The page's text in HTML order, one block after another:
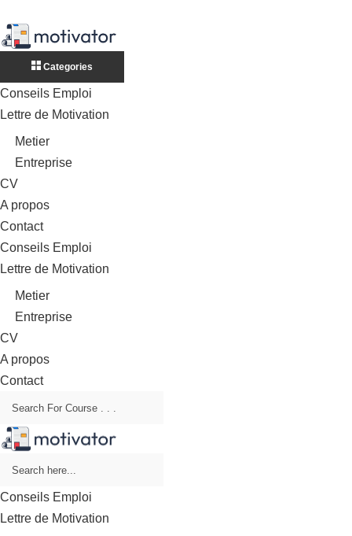
Categories
Conseils Emploi
Lettre de Motivation
Metier
Entreprise
CV
A propos
Contact
Conseils Emploi
Lettre de Motivation
Metier
Entreprise
CV
A propos
Contact
Conseils Emploi
Lettre de Motivation